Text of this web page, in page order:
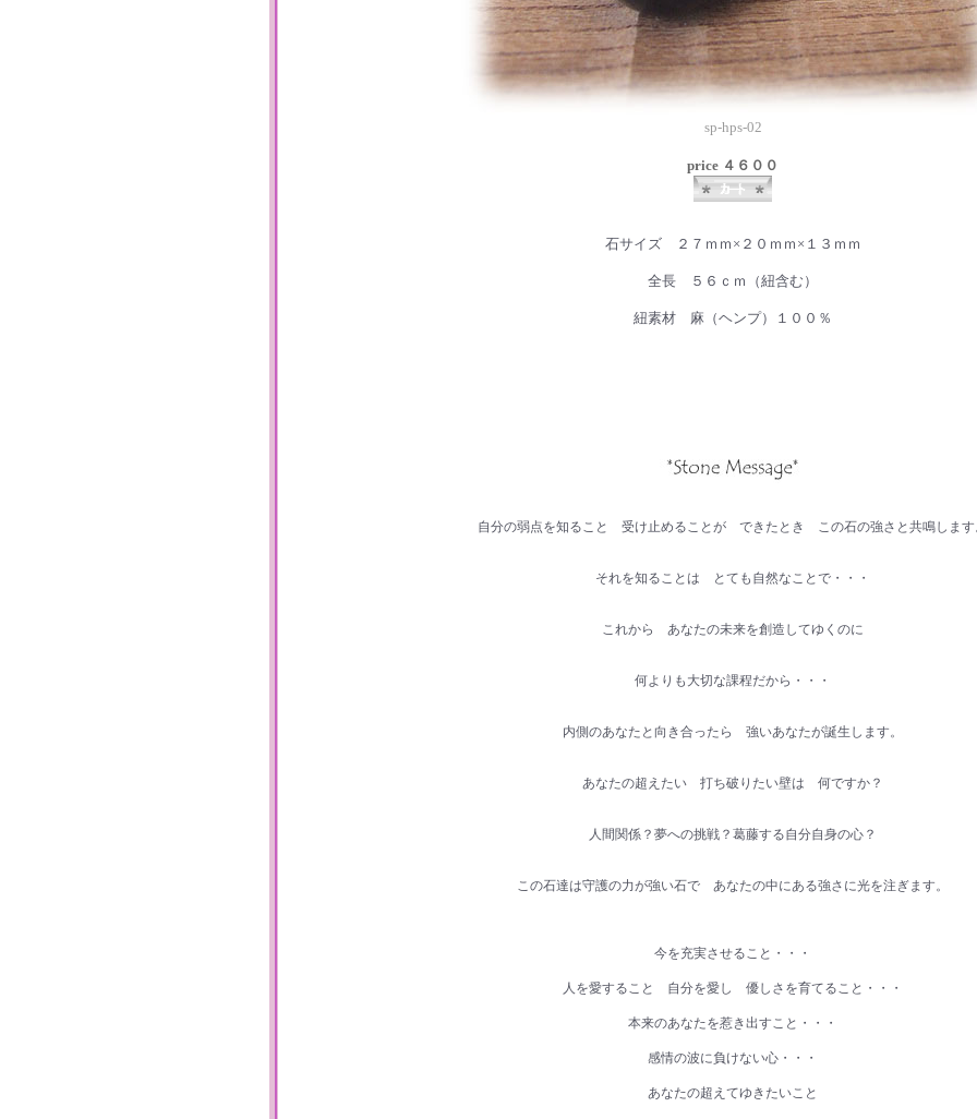
sp-hps-02
price ４６００
石サイズ ２７ｍｍ×２０ｍｍ×１３ｍｍ
全長 ５６ｃｍ（紐含む）
紐素材 麻（ヘンプ）１００％
自分の弱点を知ること 受け止めることが できたとき この石の強さと共鳴します
それを知ることは とても自然なことで・・・
これから あなたの未来を創造してゆくのに
何よりも大切な課程だから・・・
内側のあなたと向き合ったら 強いあなたが誕生します。
あなたの超えたい 打ち破りたい壁は 何ですか？
人間関係？夢への挑戦？葛藤する自分自身の心？
この石達は守護の力が強い石で あなたの中にある強さに光を注ぎます。
今を充実させること・・・
人を愛すること 自分を愛し 優しさを育てること・・・
本来のあなたを惹き出すこと・・・
感情の波に負けない心・・・
あなたの超えてゆきたいこと